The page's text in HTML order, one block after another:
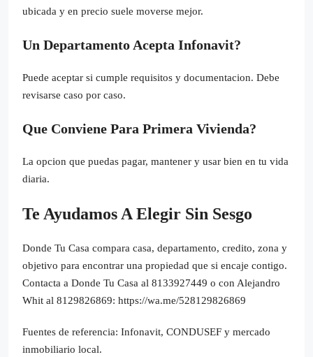
ubicada y en precio suele moverse mejor.
Un Departamento Acepta Infonavit?
Puede aceptar si cumple requisitos y documentacion. Debe
revisarse caso por caso.
Que Conviene Para Primera Vivienda?
La opcion que puedas pagar, mantener y usar bien en tu vida
diaria.
Te Ayudamos A Elegir Sin Sesgo
Donde Tu Casa compara casa, departamento, credito, zona y
objetivo para encontrar una propiedad que si encaje contigo.
Contacta a Donde Tu Casa al 8133927449 o con Alejandro
Whit al 8129826869: https://wa.me/528129826869
Fuentes de referencia: Infonavit, CONDUSEF y mercado
inmobiliario local.